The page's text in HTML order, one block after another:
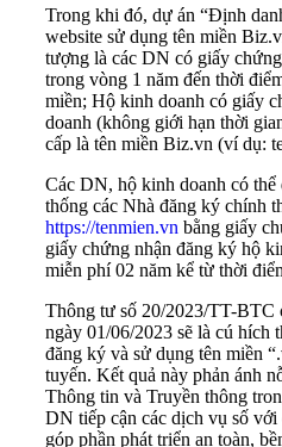
Trong khi đó, dự án “Định
website sử dụng tên miền
tượng là các DN có giấy
trong vòng 1 năm đến thời
miền; Hộ kinh doanh có giấy
doanh (không giới hạn thời
cấp là tên miền Biz.vn (ví dụ:
Các DN, hộ kinh doanh có thể
thống các Nhà đăng ký chính
https://tenmien.vn bằng giấy
giấy chứng nhận đăng ký hộ
miễn phí 02 năm kể từ thời
Thông tư số 20/2023/TT-BTC
ngày 01/06/2023 sẽ là cú hích
đăng ký và sử dụng tên miền
tuyến. Kết quả này phản ánh
Thông tin và Truyền thông
DN tiếp cận các dịch vụ số
góp phần phát triển an toàn,